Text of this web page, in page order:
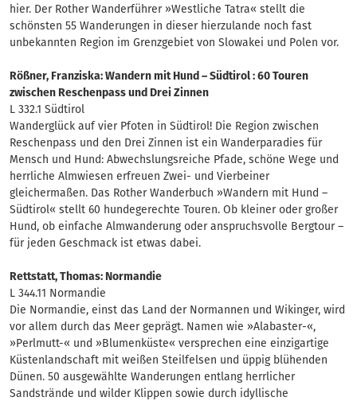
hier. Der Rother Wanderführer »Westliche Tatra« stellt die
schönsten 55 Wanderungen in dieser hierzulande noch fast
unbekannten Region im Grenzgebiet von Slowakei und Polen vor.
Rößner, Franziska: Wandern mit Hund – Südtirol : 60 Touren
zwischen Reschenpass und Drei Zinnen
L 332.1 Südtirol
Wanderglück auf vier Pfoten in Südtirol! Die Region zwischen
Reschenpass und den Drei Zinnen ist ein Wanderparadies für
Mensch und Hund: Abwechslungsreiche Pfade, schöne Wege und
herrliche Almwiesen erfreuen Zwei- und Vierbeiner
gleichermaßen. Das Rother Wanderbuch »Wandern mit Hund –
Südtirol« stellt 60 hundegerechte Touren. Ob kleiner oder großer
Hund, ob einfache Almwanderung oder anspruchsvolle Bergtour –
für jeden Geschmack ist etwas dabei.
Rettstatt, Thomas: Normandie
L 344.11 Normandie
Die Normandie, einst das Land der Normannen und Wikinger, wird
vor allem durch das Meer geprägt. Namen wie »Alabaster-«,
»Perlmutt-« und »Blumenküste« versprechen eine einzigartige
Küstenlandschaft mit weißen Steilfelsen und üppig blühenden
Dünen. 50 ausgewählte Wanderungen entlang herrlicher
Sandstrände und wilder Klippen sowie durch idyllische